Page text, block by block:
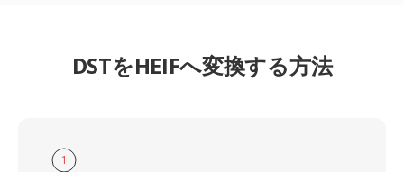
DSTをHEIFへ変換する方法
1